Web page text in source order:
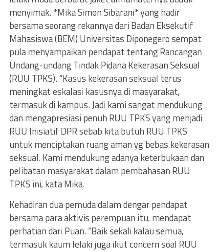
menyimak. *Mika Simon Sibarani* yang hadir
bersama seorang rekannya dari Badan Eksekutif
Mahasiswa (BEM) Universitas Diponegero sempat
pula menyampaikan pendapat tentang Rancangan
Undang-undang Tindak Pidana Kekerasan Seksual
(RUU TPKS). “Kasus kekerasan seksual terus
meningkat eskalasi kasusnya di masyarakat,
termasuk di kampus. Jadi kami sangat mendukung
dan mengapresiasi penuh RUU TPKS yang menjadi
RUU Inisiatif DPR sebab kita butuh RUU TPKS
untuk menciptakan ruang aman yg bebas kekerasan
seksual. Kami mendukung adanya keterbukaan dan
pelibatan masyarakat dalam pembahasan RUU
TPKS ini, kata Mika.
Kehadiran dua pemuda dalam dengar pendapat
bersama para aktivis perempuan itu, mendapat
perhatian dari Puan. “Baik sekali kalau semua,
termasuk kaum lelaki juga ikut concern soal RUU